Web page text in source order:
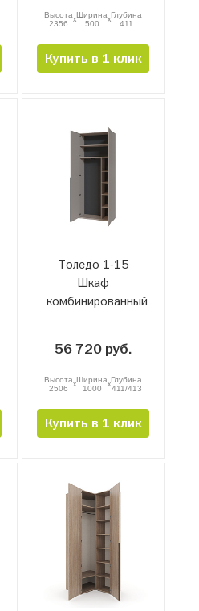
Высота
2356
xШирина
500
xГлубина
411
Купить в 1 клик
Толедо 1-15
Шкаф
комбинированный
56 720 руб.
Высота
2506
xШирина
1000
xГлубина
411/413
Купить в 1 клик